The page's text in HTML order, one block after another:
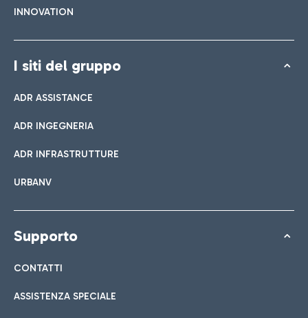
INNOVATION
I siti del gruppo
ADR ASSISTANCE
ADR INGEGNERIA
ADR INFRASTRUTTURE
URBANV
Supporto
CONTATTI
ASSISTENZA SPECIALE